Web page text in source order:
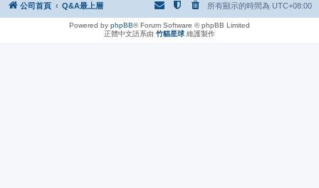
公司首頁 Q&A最上層 所有顯示的時間為 UTC+08:00
Powered by phpBB® Forum Software © phpBB Limited
正體中文語系由 竹貓星球 維護製作